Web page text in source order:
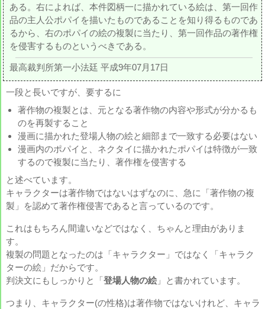
ある。右によれば、本件図柄一に描かれている絵は、第一回作
品の主人公ポパイを描いたものであることを知り得るものであ
るから、右のポパイの絵の複製に当たり、第一回作品の著作権
を侵害するものというべきである。
最高裁判所第一小法廷 平成9年07月17日
一段と長いですが、要するに
著作物の複製とは、元となる著作物の内容や形式が分かるも
のを再製すること
漫画に描かれた登場人物の絵と細部まで一致する必要はない
漫画内のポパイと、ネクタイに描かれたポパイは特徴が一致
するので複製に当たり、著作権を侵害する
と述べています。
キャラクターは著作物ではないはずなのに、急に「著作物の複
製」を認めて著作権侵害であると言っているのです。
これはもちろん間違いなどではなく、ちゃんと理由がありま
す。
複製の問題となったのは「キャラクター」ではなく「キャラク
ターの絵」だからです。
判決文にもしっかりと「登場人物の絵 」と書かれています。
つまり、キャラクター(の性格)は著作物ではないけれど、キャラ